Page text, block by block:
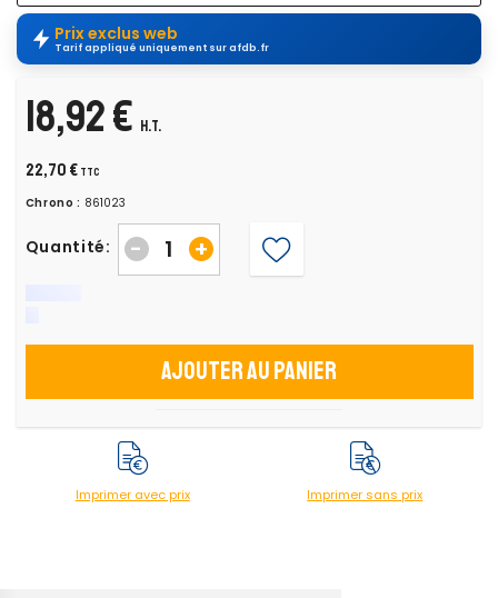
Prix exclus web
Tarif appliqué uniquement sur afdb.fr
18,92 € H.T.
22,70 € TTC
Chrono : 861023
Quantité: +
-
Ajouter au panier
Imprimer avec prix Imprimer sans prix